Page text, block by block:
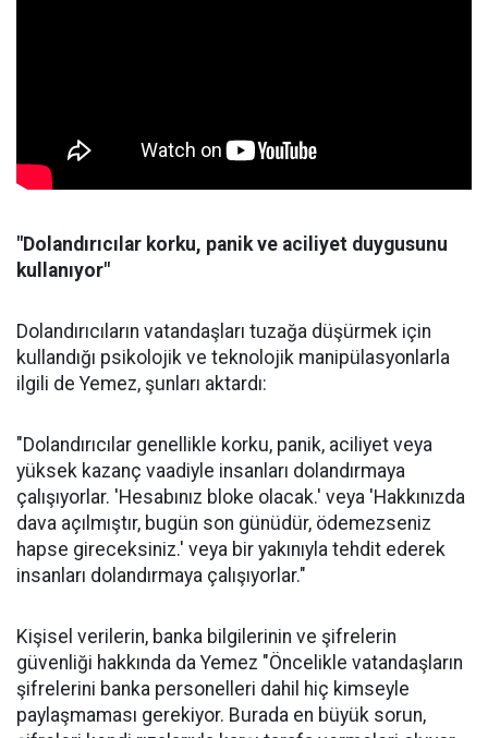
"Dolandırıcılar korku, panik ve aciliyet duygusunu
kullanıyor"
Dolandırıcıların vatandaşları tuzağa düşürmek için
kullandığı psikolojik ve teknolojik manipülasyonlarla
ilgili de Yemez, şunları aktardı:
"Dolandırıcılar genellikle korku, panik, aciliyet veya
yüksek kazanç vaadiyle insanları dolandırmaya
çalışıyorlar. 'Hesabınız bloke olacak.' veya 'Hakkınızda
dava açılmıştır, bugün son günüdür, ödemezseniz
hapse gireceksiniz.' veya bir yakınıyla tehdit ederek
insanları dolandırmaya çalışıyorlar."
Kişisel verilerin, banka bilgilerinin ve şifrelerin
güvenliği hakkında da Yemez "Öncelikle vatandaşların
şifrelerini banka personelleri dahil hiç kimseyle
paylaşmaması gerekiyor. Burada en büyük sorun,